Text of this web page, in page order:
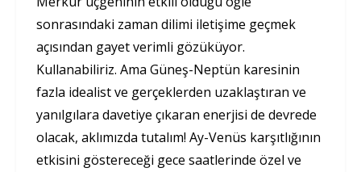
sonrasındaki zaman dilimi iletişime geçmek
açısından gayet verimli gözüküyor.
Kullanabiliriz. Ama Güneş-Neptün karesinin
fazla idealist ve gerçeklerden uzaklaştıran ve
yanılgılara davetiye çıkaran enerjisi de devrede
olacak, aklımızda tutalım! Ay-Venüs karşıtlığının
etkisini göstereceği gece saatlerinde özel ve